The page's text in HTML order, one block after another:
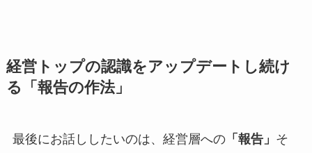
経営トップの認識をアップデートし続け
る「報告の作法」
最後にお話ししたいのは、経営層への「報告」 そ